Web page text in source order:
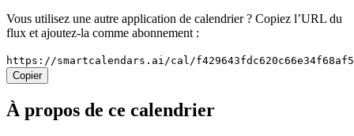
Vous utilisez une autre application de calendrier ? Copiez l’URL du
flux et ajoutez-la comme abonnement :
https://smartcalendars.ai/cal/
Copier
À propos de ce calendrier